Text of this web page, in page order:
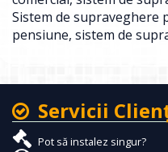
Sistem de supraveghere
pensiune, sistem de
Servicii
Pot să instalez singur?